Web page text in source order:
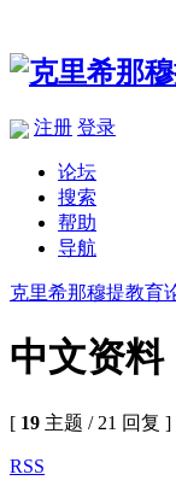
注册 登录
论坛
搜索
帮助
导航
克里希那穆提教育
中文资料
[ 19 主题 / 21 回复 ]
RSS